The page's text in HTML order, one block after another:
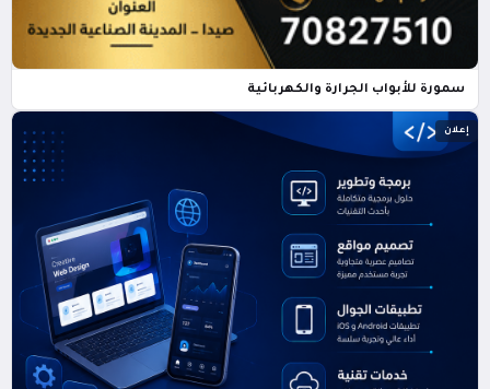
سمورة للأبواب الجرارة والكهربائية
إعلان